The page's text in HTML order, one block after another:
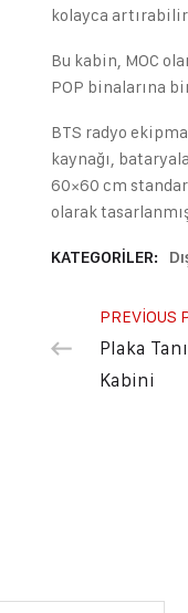
kolayca
Bu kabin, MOC
POP binalarına
BTS radyo
kaynağı,
60×60 cm
olarak
KATEGORILER:
PREVIOUS
Plaka
Kabini